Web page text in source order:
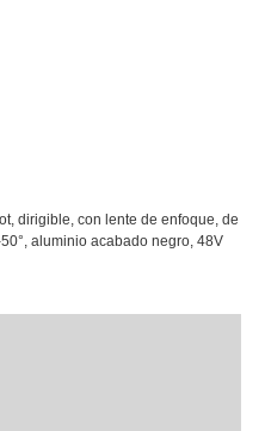
dirigible, con lente de enfoque, de
aluminio acabado negro, 48V